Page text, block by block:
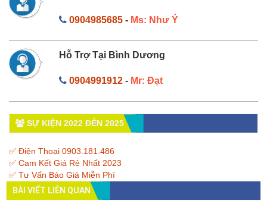
0904985685- Ms: Như Ý
Hỗ Trợ Tại Bình Dương
0904991912- Mr: Đạt
SỰ KIỆN 2022 ĐẾN 2025
✅ Điện Thoại 0903.181.486
✅ Cam Kết Giá Rẻ Nhất 2023
✅ Tư Vấn Báo Giá Miễn Phí
BÀI VIẾT LIÊN QUAN